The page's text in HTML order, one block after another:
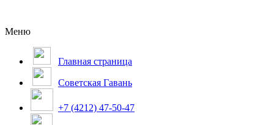
Меню
Главная страница
Советская Гавань
+7 (4212) 47-50-47